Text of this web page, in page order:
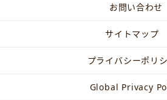
お問い合わせ
サイトマップ
プライバシーポリ
Global Privacy